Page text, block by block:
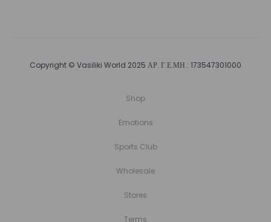
Copyright © Vasiliki World 2025 ΑΡ. Γ.Ε.ΜΗ.: 173547301000
Shop
Emotions
Sports Club
Wholesale
Stores
Terms